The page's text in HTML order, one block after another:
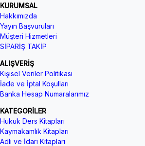
KURUMSAL
Hakkımızda
Yayın Başvuruları
Müşteri Hizmetleri
SİPARİŞ TAKİP
ALIŞVERİŞ
Kişisel Veriler Politikası
İade ve İptal Koşulları
Banka Hesap Numaralarımız
KATEGORİLER
Hukuk Ders Kitapları
Kaymakamlık Kitapları
Adli ve İdari Kitapları